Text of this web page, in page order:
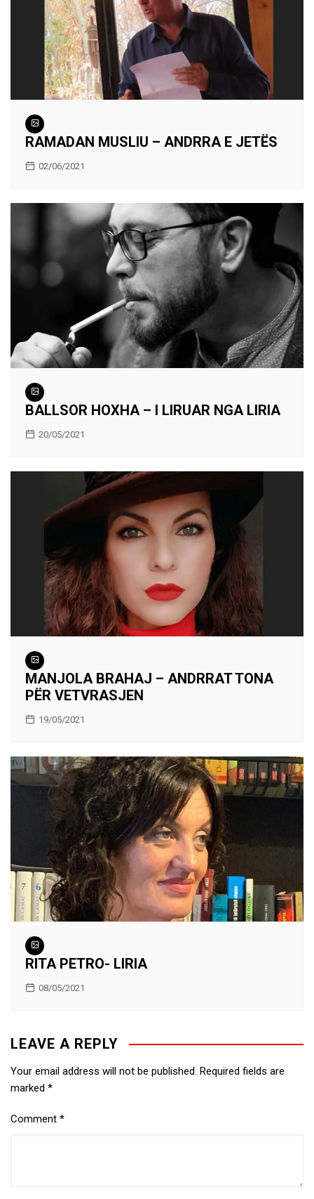
RAMADAN MUSLIU – ANDRRA E JETËS
02/06/2021
BALLSOR HOXHA – I LIRUAR NGA LIRIA
20/05/2021
MANJOLA BRAHAJ – ANDRRAT TONA
PËR VETVRASJEN
19/05/2021
RITA PETRO- LIRIA
08/05/2021
LEAVE A REPLY
Your email address will not be published. Required fields are
marked *
Comment *